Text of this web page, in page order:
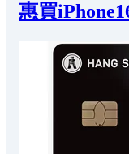
惠買